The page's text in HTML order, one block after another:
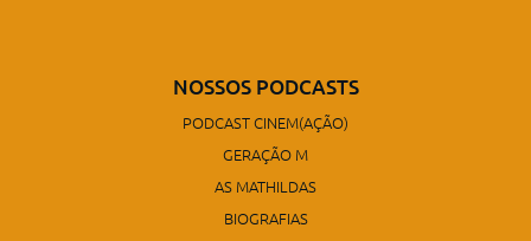
NOSSOS PODCASTS
PODCAST CINEM(AÇÃO)
GERAÇÃO M
AS MATHILDAS
BIOGRAFIAS